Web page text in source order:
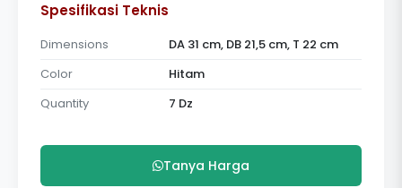
Spesifikasi Teknis
Dimensions
DA 31 cm, DB 21,5 cm, T 22 cm
Color
Hitam
Quantity
7 Dz
Tanya Harga